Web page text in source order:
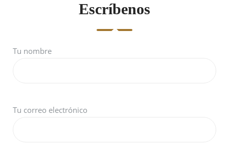
Escríbenos
Tu nombre
Tu correo electrónico